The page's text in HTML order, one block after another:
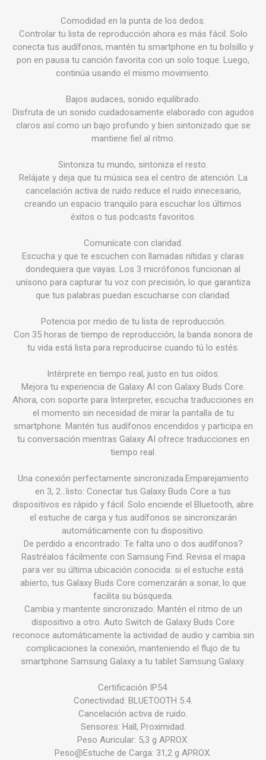
Comodidad en la punta de los dedos.
Controlar tu lista de reproducción ahora es más fácil. Solo
conecta tus audífonos, mantén tu smartphone en tu bolsillo y
pon en pausa tu canción favorita con un solo toque. Luego,
continúa usando el mismo movimiento.
Bajos audaces, sonido equilibrado.
Disfruta de un sonido cuidadosamente elaborado con agudos
claros así como un bajo profundo y bien sintonizado que se
mantiene fiel al ritmo.
Sintoniza tu mundo, sintoniza el resto.
Relájate y deja que tu música sea el centro de atención. La
cancelación activa de ruido reduce el ruido innecesario,
creando un espacio tranquilo para escuchar los últimos
éxitos o tus podcasts favoritos.
Comunícate con claridad.
Escucha y que te escuchen con llamadas nítidas y claras
dondequiera que vayas. Los 3 micrófonos funcionan al
unísono para capturar tu voz con precisión, lo que garantiza
que tus palabras puedan escucharse con claridad.
Potencia por medio de tu lista de reproducción.
Con 35 horas de tiempo de reproducción, la banda sonora de
tu vida está lista para reproducirse cuando tú lo estés.
Intérprete en tiempo real, justo en tus oídos.
Mejora tu experiencia de Galaxy AI con Galaxy Buds Core.
Ahora, con soporte para Interpreter, escucha traducciones en
el momento sin necesidad de mirar la pantalla de tu
smartphone. Mantén tus audífonos encendidos y participa en
tu conversación mientras Galaxy AI ofrece traducciones en
tiempo real.
Una conexión perfectamente sincronizada.Emparejamiento
en 3, 2...listo: Conectar tus Galaxy Buds Core a tus
dispositivos es rápido y fácil. Solo enciende el Bluetooth, abre
el estuche de carga y tus audífonos se sincronizarán
automáticamente con tu dispositivo.
De perdido a encontrado: Te falta uno o dos audífonos?
Rastréalos fácilmente con Samsung Find. Revisa el mapa
para ver su última ubicación conocida: si el estuche está
abierto, tus Galaxy Buds Core comenzarán a sonar, lo que
facilita su búsqueda.
Cambia y mantente sincronizado: Mantén el ritmo de un
dispositivo a otro. Auto Switch de Galaxy Buds Core
reconoce automáticamente la actividad de audio y cambia sin
complicaciones la conexión, manteniendo el flujo de tu
smartphone Samsung Galaxy a tu tablet Samsung Galaxy.
Certificación IP54.
Conectividad: BLUETOOTH 5.4.
Cancelación activa de ruido.
Sensores: Hall, Proximidad.
Peso Auricular: 5,3 g APROX.
Peso@Estuche de Carga: 31,2 g APROX.